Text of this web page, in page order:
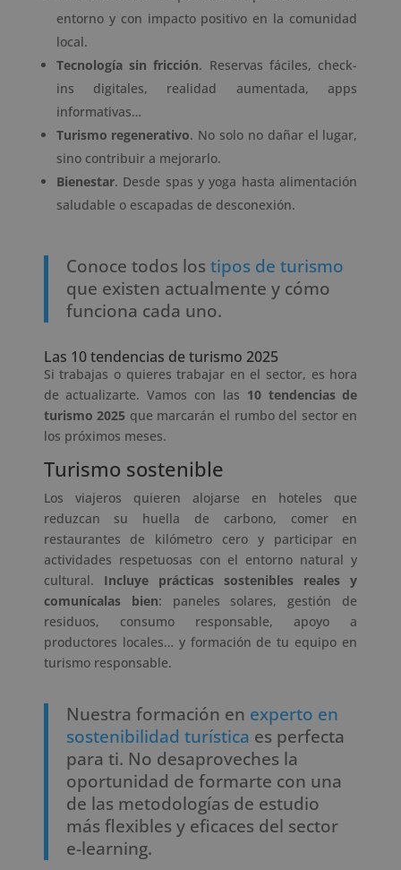
entorno y con impacto positivo en la comunidad
local.
Tecnología sin fricción. Reservas fáciles, check-
ins digitales, realidad aumentada, apps
informativas…
Turismo regenerativo. No solo no dañar el lugar,
sino contribuir a mejorarlo.
Bienestar. Desde spas y yoga hasta alimentación
saludable o escapadas de desconexión.
Conoce todos los tipos de turismo
que existen actualmente y cómo
funciona cada uno.
Las 10 tendencias de turismo 2025
Si trabajas o quieres trabajar en el sector, es hora
de actualizarte. Vamos con las 10 tendencias de
turismo 2025 que marcarán el rumbo del sector en
los próximos meses.
Turismo sostenible
Los viajeros quieren alojarse en hoteles que
reduzcan su huella de carbono, comer en
restaurantes de kilómetro cero y participar en
actividades respetuosas con el entorno natural y
cultural. Incluye prácticas sostenibles reales y
comunícalas bien: paneles solares, gestión de
residuos, consumo responsable, apoyo a
productores locales… y formación de tu equipo en
turismo responsable.
Nuestra formación en experto en
sostenibilidad turística es perfecta
para ti. No desaproveches la
oportunidad de formarte con una
de las metodologías de estudio
más flexibles y eficaces del sector
e-learning.